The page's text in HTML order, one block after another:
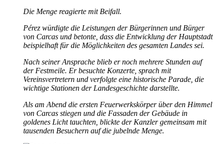
Die Menge reagierte mit Beifall.
Pérez würdigte die Leistungen der Bürgerinnen und Bürger
von Carcas und betonte, dass die Entwicklung der Hauptstadt
beispielhaft für die Möglichkeiten des gesamten Landes sei.
Nach seiner Ansprache blieb er noch mehrere Stunden auf
der Festmeile. Er besuchte Konzerte, sprach mit
Vereinsvertretern und verfolgte eine historische Parade, die
wichtige Stationen der Landesgeschichte darstellte.
Als am Abend die ersten Feuerwerkskörper über den Himmel
von Carcas stiegen und die Fassaden der Gebäude in
goldenes Licht tauchten, blickte der Kanzler gemeinsam mit
tausenden Besuchern auf die jubelnde Menge.